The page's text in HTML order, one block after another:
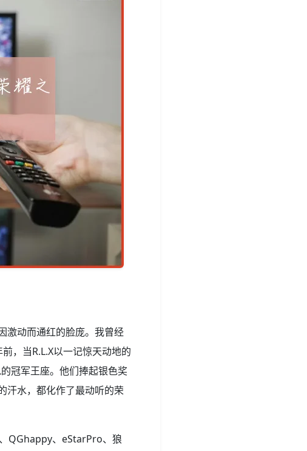
激动而通红的脸庞。我曾经
，当R.L.X以一记惊天动地的
冠军王座。他们捧起银色奖
汗水，都化作了最动听的荣
QGhappy、eStarPro、狼